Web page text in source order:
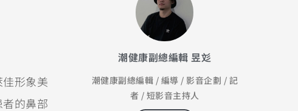
形象美
的鼻部
潮健康副總編輯 昱彣
潮健康副總編輯 / 編導 / 影音企劃 / 記
者 / 短影音主持人